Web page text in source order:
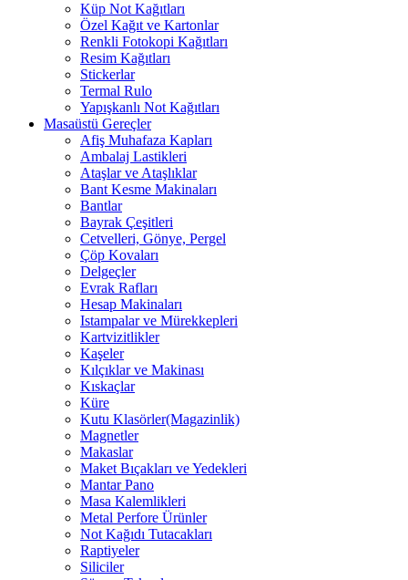
Küp Not Kağıtları
Özel Kağıt ve Kartonlar
Renkli Fotokopi Kağıtları
Resim Kağıtları
Stickerlar
Termal Rulo
Yapışkanlı Not Kağıtları
Masaüstü Gereçler
Afiş Muhafaza Kapları
Ambalaj Lastikleri
Ataşlar ve Ataşlıklar
Bant Kesme Makinaları
Bantlar
Bayrak Çeşitleri
Cetvelleri, Gönye, Pergel
Çöp Kovaları
Delgeçler
Evrak Rafları
Hesap Makinaları
Istampalar ve Mürekkepleri
Kartvizitlikler
Kaşeler
Kılçıklar ve Makinası
Kıskaçlar
Küre
Kutu Klasörler(Magazinlik)
Magnetler
Makaslar
Maket Bıçakları ve Yedekleri
Mantar Pano
Masa Kalemlikleri
Metal Perfore Ürünler
Not Kağıdı Tutacakları
Raptiyeler
Siliciler